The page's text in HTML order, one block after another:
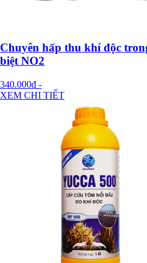
Chuyên hấp thu khí độc
biệt NO2
340.000đ -
XEM CHI TIẾT